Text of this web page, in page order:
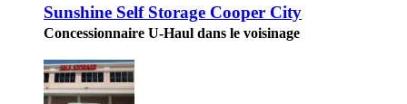
Sunshine Self Storage Cooper City
Concessionnaire U-Haul dans le voisinage